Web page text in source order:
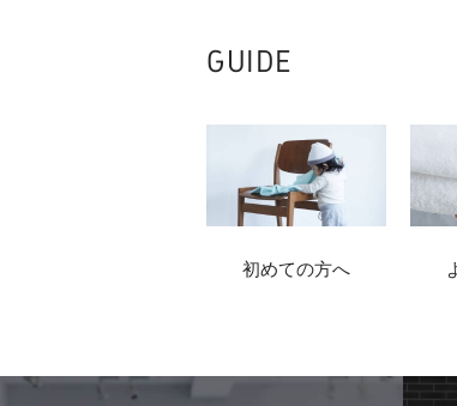
GUIDE
初めての方へ